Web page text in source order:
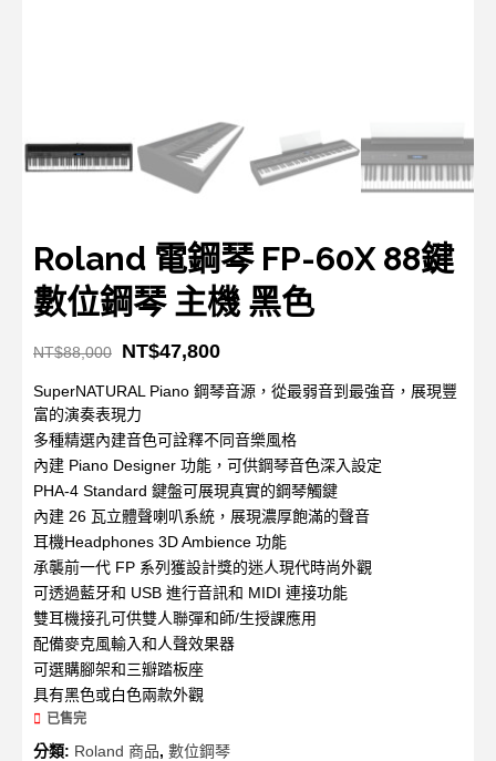
Roland 電鋼琴 FP-60X 88鍵
數位鋼琴 主機 黑色
NT$88,000 NT$47,800
SuperNATURAL Piano 鋼琴音源，從最弱音到最強音，展現豐
富的演奏表現力
多種精選內建音色可詮釋不同音樂風格
內建 Piano Designer 功能，可供鋼琴音色深入設定
PHA-4 Standard 鍵盤可展現真實的鋼琴觸鍵
內建 26 瓦立體聲喇叭系統，展現濃厚飽滿的聲音
耳機Headphones 3D Ambience 功能
承襲前一代 FP 系列獲設計獎的迷人現代時尚外觀
可透過藍牙和 USB 進行音訊和 MIDI 連接功能
雙耳機接孔可供雙人聯彈和師/生授課應用
配備麥克風輸入和人聲效果器
可選購腳架和三瓣踏板座
具有黑色或白色兩款外觀
已售完
分類: Roland 商品, 數位鋼琴